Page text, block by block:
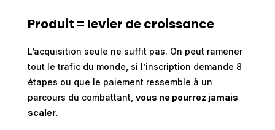
Produit = levier de croissance
L’acquisition seule ne suffit pas. On peut ramener
tout le trafic du monde, si l’inscription demande 8
étapes ou que le paiement ressemble à un
parcours du combattant, vous ne pourrez jamais
scaler.